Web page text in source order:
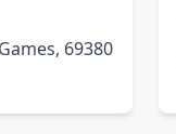
69380